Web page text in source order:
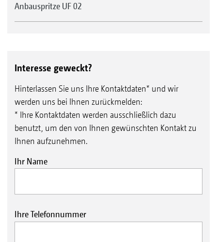
Anbauspritze UF 02
Interesse geweckt?
Hinterlassen Sie uns Ihre Kontaktdaten* und wir
werden uns bei Ihnen zurückmelden:
* Ihre Kontaktdaten werden ausschließlich dazu
benutzt, um den von Ihnen gewünschten Kontakt zu
Ihnen aufzunehmen.
Ihr Name
Ihre Telefonnummer